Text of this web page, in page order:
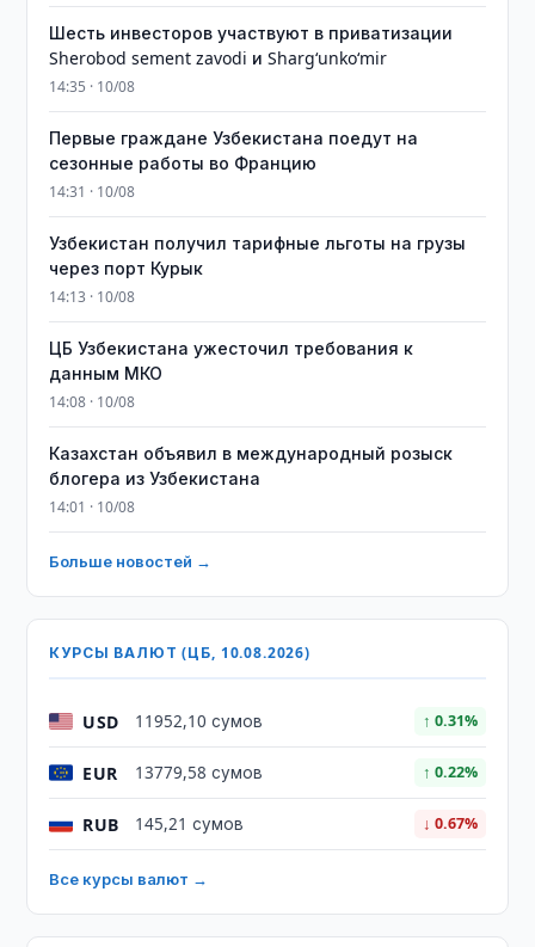
Шесть инвесторов участвуют в приватизации
Sherobod sement zavodi и Shargʻunkoʻmir
14:35 · 10/08
Первые граждане Узбекистана поедут на
сезонные работы во Францию
14:31 · 10/08
Узбекистан получил тарифные льготы на грузы
через порт Курык
14:13 · 10/08
ЦБ Узбекистана ужесточил требования к
данным МКО
14:08 · 10/08
Казахстан объявил в международный розыск
блогера из Узбекистана
14:01 · 10/08
Больше новостей →
КУРСЫ ВАЛЮТ (ЦБ, 10.08.2026)
USD 11952,10 сумов ↑ 0.31%
EUR 13779,58 сумов ↑ 0.22%
RUB 145,21 сумов ↓ 0.67%
Все курсы валют →